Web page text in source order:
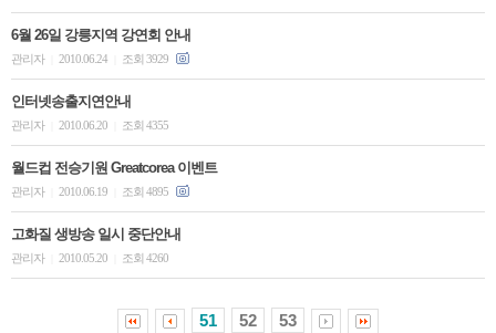
6월 26일 강릉지역 강연회 안내
관리자 2010.06.24 조회 3929
인터넷송출지연안내
관리자 2010.06.20 조회 4355
월드컵 전승기원 Greatcorea 이벤트
관리자 2010.06.19 조회 4895
고화질 생방송 일시 중단안내
관리자 2010.05.20 조회 4260
51 52 53